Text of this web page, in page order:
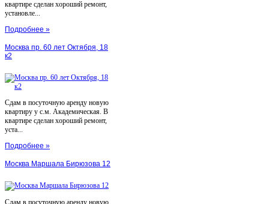
квартире сделан хороший ремонт,
установле...
Подробнее »
Москва пр. 60 лет Октября, 18
к2
Сдам в посуточную аренду новую
квартиру у с.м. Академическая. В
квартире сделан хороший ремонт,
уста...
Подробнее »
Москва Маршала Бирюзова 12